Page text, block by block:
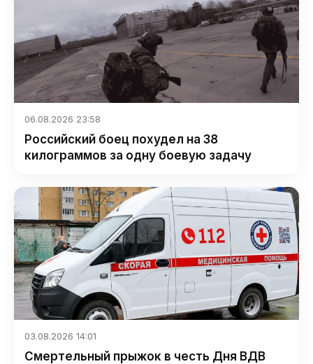
06.08.2026 23:58
Российский боец похудел на 38
килограммов за одну боевую задачу
03.08.2026 14:01
Смертельный прыжок в честь Дня ВДВ